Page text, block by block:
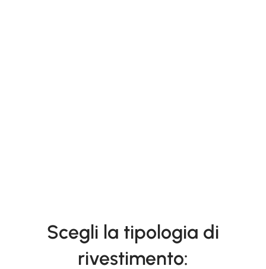
Scegli la tipologia di
rivestimento: